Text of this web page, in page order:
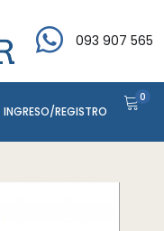
093 907 565
INGRESO/REGISTRO
0